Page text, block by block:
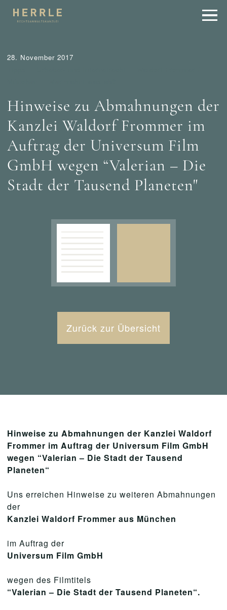
28. November 2017
Hinweise zu Abmahnungen der
Kanzlei Waldorf Frommer im
Auftrag der Universum Film
GmbH wegen “Valerian – Die
Stadt der Tausend Planeten"
Zurück zur Übersicht
Hinweise zu Abmahnungen der Kanzlei Waldorf
Frommer im Auftrag der Universum Film GmbH
wegen “Valerian – Die Stadt der Tausend
Planeten“
Uns erreichen Hinweise zu weiteren Abmahnungen
der
Kanzlei Waldorf Frommer aus München
im Auftrag der
Universum Film GmbH
wegen des Filmtitels
“Valerian – Die Stadt der Tausend Planeten“.